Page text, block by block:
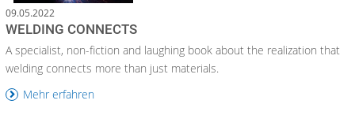
09.05.2022
WELDING CONNECTS
A specialist, non-fiction and laughing book about the realization that
welding connects more than just materials.
Mehr erfahren